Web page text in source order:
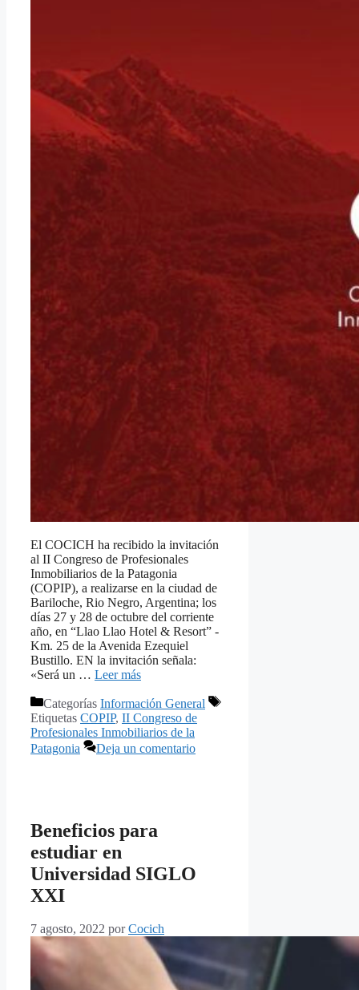
El COCICH ha recibido la invitación
al II Congreso de Profesionales
Inmobiliarios de la Patagonia
(COPIP), a realizarse en la ciudad de
Bariloche, Rio Negro, Argentina; los
días 27 y 28 de octubre del corriente
año, en “Llao Llao Hotel & Resort” -
Km. 25 de la Avenida Ezequiel
Bustillo. EN la invitación señala:
«Será un … Leer más
Categorías Información General
Etiquetas COPIP, II Congreso de
Profesionales Inmobiliarios de la
Patagonia
Deja un comentario
Beneficios para
estudiar en
Universidad SIGLO
XXI
7 agosto, 2022 porCocich